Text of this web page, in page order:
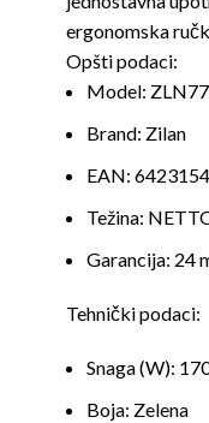
ergonomska
Opšti podaci:
Model:
Brand: Zilan
EAN:
Težina:
Garancija: 24
Tehnički podaci:
Snaga (W):
Boja: Zelena